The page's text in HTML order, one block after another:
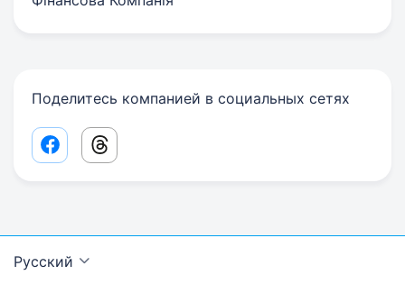
Поделитесь компанией в социальных сетях
Facebook share link
Threads share link
Русский